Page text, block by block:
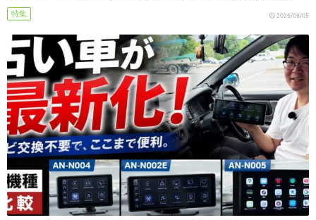
特集 2026/08/05